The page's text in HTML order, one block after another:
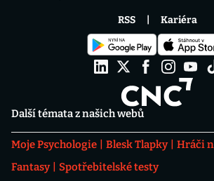
Další témata z našich webů
Moje Psychologie Blesk Tlapky Hráči
Fantasy
Spotřebitelské testy
RSS Kariéra